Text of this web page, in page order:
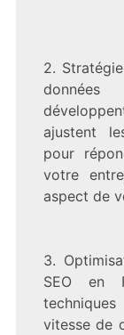
2.
données
ajustent
pour
votre
aspect de
3.
SEO en
vitesse de